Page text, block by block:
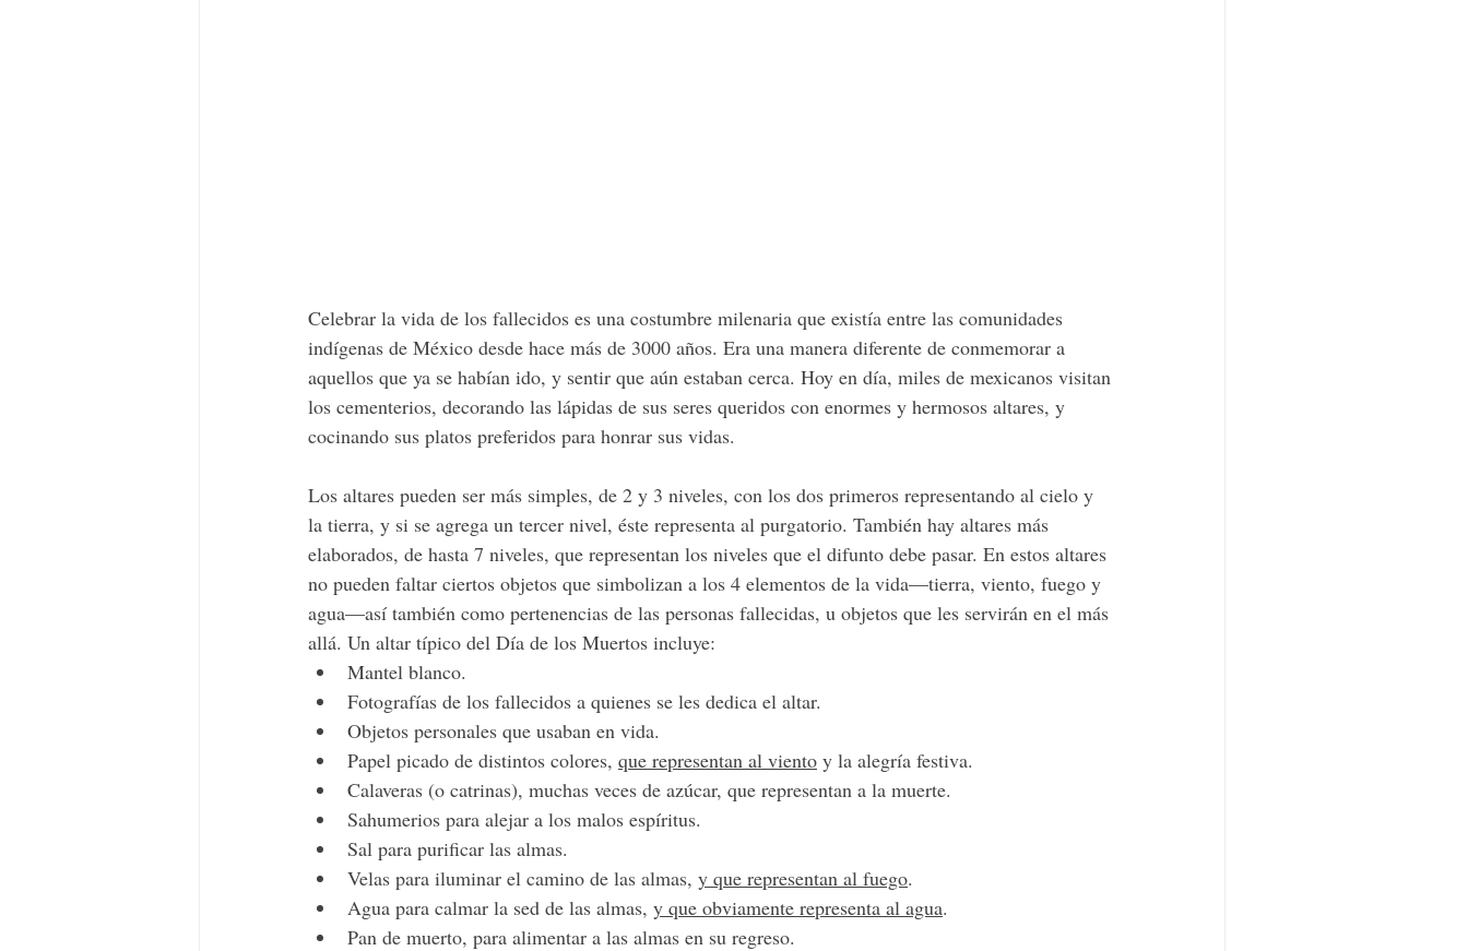
Celebrar la vida de los fallecidos es una costumbre milenaria que existía entre las comunidades
indígenas de México desde hace más de 3000 años. Era una manera diferente de conmemorar a
aquellos que ya se habían ido, y sentir que aún estaban cerca. Hoy en día, miles de mexicanos visitan
los cementerios, decorando las lápidas de sus seres queridos con enormes y hermosos altares, y
cocinando sus platos preferidos para honrar sus vidas.
Los altares pueden ser más simples, de 2 y 3 niveles, con los dos primeros representando al cielo y
la tierra, y si se agrega un tercer nivel, éste representa al purgatorio. También hay altares más
elaborados, de hasta 7 niveles, que representan los niveles que el difunto debe pasar. En estos altares
no pueden faltar ciertos objetos que simbolizan a los 4 elementos de la vida—tierra, viento, fuego y
agua—así también como pertenencias de las personas fallecidas, u objetos que les servirán en el más
allá. Un altar típico del Día de los Muertos incluye:
Mantel blanco.
Fotografías de los fallecidos a quienes se les dedica el altar.
Objetos personales que usaban en vida.
Papel picado de distintos colores, que representan al viento y la alegría festiva.
Calaveras (o catrinas), muchas veces de azúcar, que representan a la muerte.
Sahumerios para alejar a los malos espíritus.
Sal para purificar las almas.
Velas para iluminar el camino de las almas, y que representan al fuego.
Agua para calmar la sed de las almas, y que obviamente representa al agua.
Pan de muerto, para alimentar a las almas en su regreso.